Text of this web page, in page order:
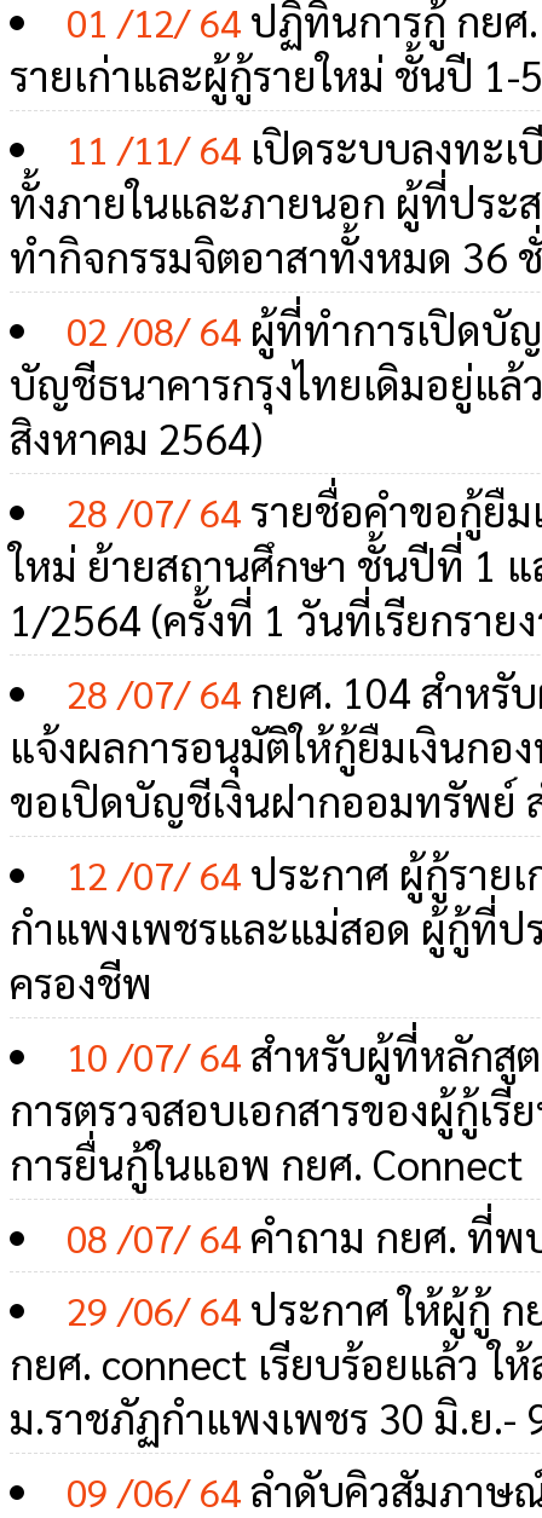
01 /12/ 64 ปฏิทินการกู้ กยศ
รายเก่าและผู้กู้รายใหม่ ชั้นปี 1-5
11 /11/ 64 เปิดระบบลงทะเ
ทั้งภายในและภายนอก ผู้ที่ประ
ทำกิจกรรมจิตอาสาทั้งหมด 36
02 /08/ 64 ผู้ที่ทำการเปิดบั
บัญชีธนาคารกรุงไทยเดิมอยู่แล้
สิงหาคม 2564)
28 /07/ 64 รายชื่อคำขอกู้ยืม
ใหม่ ย้ายสถานศึกษา ชั้นปีที่ 1
1/2564 (ครั้งที่ 1 วันที่เรียกรา
28 /07/ 64 กยศ. 104 สำหรั
แจ้งผลการอนุมัติให้กู้ยืมเงินกอ
ขอเปิดบัญชีเงินฝากออมทรัพย์
12 /07/ 64 ประกาศ ผู้กู้ราย
กำแพงเพชรและแม่สอด ผู้กู้ที่ป
ครองชีพ
10 /07/ 64สำหรับผู้ที่หลักสู
การตรวจสอบเอกสารของผู้กู้เ
การยื่นกู้ในแอพ กยศ. Connect
08 /07/ 64 คำถาม กยศ. ที่
29 /06/ 64 ประกาศ ให้ผู้กู้
กยศ. connect เรียบร้อยแล้ว ใ
ม.ราชภัฏกำแพงเพชร 30 มิ.ย.-
09 /06/ 64ลำดับคิวสัมภาษ